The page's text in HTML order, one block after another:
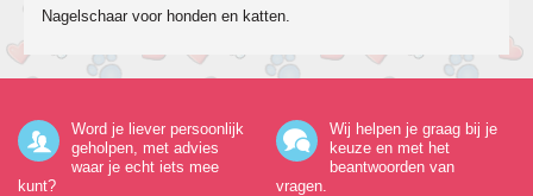
Nagelschaar voor honden en katten.
Word je liever persoonlijk
geholpen, met advies
waar je echt iets mee
kunt?
Wij helpen je graag bij je
keuze en met het
beantwoorden van
vragen.